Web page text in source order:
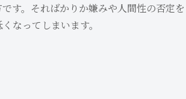
す。そればかりか嫌みや人間性の否定を
なってしまいます。